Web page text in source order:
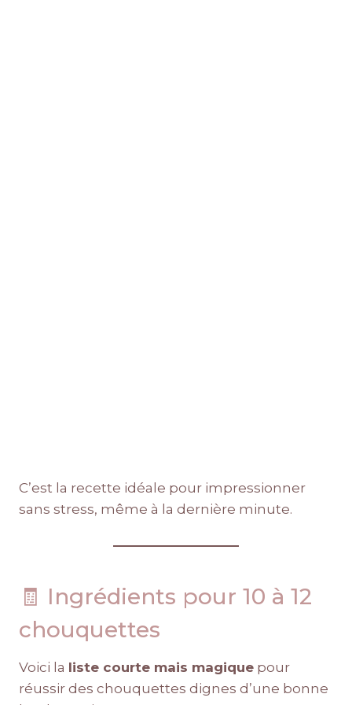
C’est la recette idéale pour impressionner
sans stress, même à la dernière minute.
🧾 Ingrédients pour 10 à 12
chouquettes
Voici la liste courte mais magique pour
réussir des chouquettes dignes d’une bonne